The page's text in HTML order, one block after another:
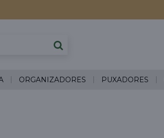
ORGANIZADORES PUXADORES